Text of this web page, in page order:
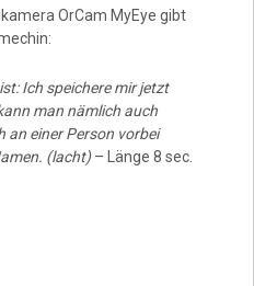
OrCam MyEye gibt
Ich speichere mir jetzt
man nämlich auch
an einer Person vorbei
(lacht)– Länge 8 sec.